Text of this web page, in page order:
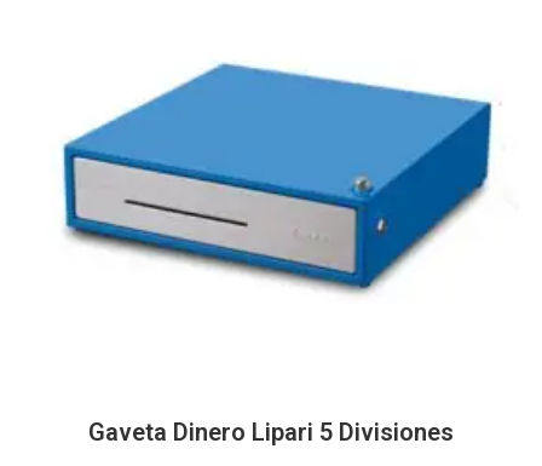
Gaveta Dinero Lipari 5 Divisiones